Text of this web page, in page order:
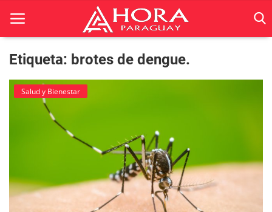
Inicio
ACTUALIDAD
Deportes
Etiqueta: brotes de dengue.
Salud y Bienestar